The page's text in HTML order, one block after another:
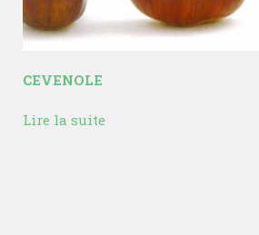
CEVENOLE
Lire la suite